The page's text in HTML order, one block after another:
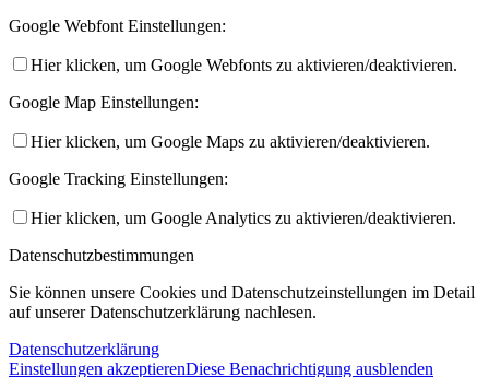
Google Webfont Einstellungen:
Hier klicken, um Google Webfonts zu aktivieren/deaktivieren.
Google Map Einstellungen:
Hier klicken, um Google Maps zu aktivieren/deaktivieren.
Google Tracking Einstellungen:
Hier klicken, um Google Analytics zu aktivieren/deaktivieren.
Datenschutzbestimmungen
Sie können unsere Cookies und Datenschutzeinstellungen im Detail
auf unserer Datenschutzerklärung nachlesen.
Datenschutzerklärung
Einstellungen akzeptierenDiese Benachrichtigung ausblenden